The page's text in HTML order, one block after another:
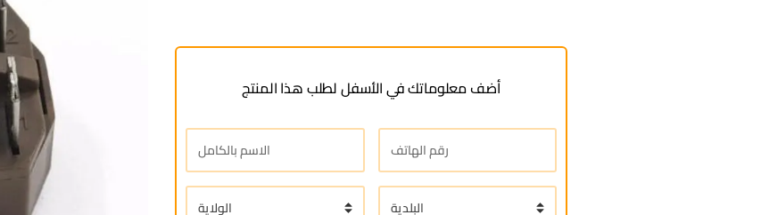
أضف معلوماتك في الأسفل لطلب هذا المنتج